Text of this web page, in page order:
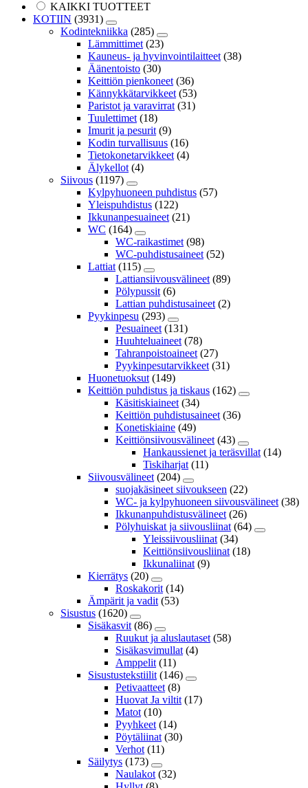
KAIKKI TUOTTEET
KOTIIN (3931)
Kodintekniikka (285)
Lämmittimet (23)
Kauneus- ja hyvinvointilaitteet (38)
Äänentoisto (30)
Keittiön pienkoneet (36)
Kännykkätarvikkeet (53)
Paristot ja varavirrat (31)
Tuulettimet (18)
Imurit ja pesurit (9)
Kodin turvallisuus (16)
Tietokonetarvikkeet (4)
Älykellot (4)
Siivous (1197)
Kylpyhuoneen puhdistus (57)
Yleispuhdistus (122)
Ikkunanpesuaineet (21)
WC (164)
WC-raikastimet (98)
WC-puhdistusaineet (52)
Lattiat (115)
Lattiansiivousvälineet (89)
Pölypussit (6)
Lattian puhdistusaineet (2)
Pyykinpesu (293)
Pesuaineet (131)
Huuhteluaineet (78)
Tahranpoistoaineet (27)
Pyykinpesutarvikkeet (31)
Huonetuoksut (149)
Keittiön puhdistus ja tiskaus (162)
Käsitiskiaineet (34)
Keittiön puhdistusaineet (36)
Konetiskiaine (49)
Keittiönsiivousvälineet (43)
Hankaussienet ja teräsvillat (14)
Tiskiharjat (11)
Siivousvälineet (204)
suojakäsineet siivoukseen (22)
WC- ja kylpyhuoneen siivousvälineet (38)
Ikkunanpuhdistusvälineet (26)
Pölyhuiskat ja siivousliinat (64)
Yleissiivousliinat (34)
Keittiönsiivousliinat (18)
Ikkunaliinat (9)
Kierrätys (20)
Roskakorit (14)
Ämpärit ja vadit (53)
Sisustus (1620)
Sisäkasvit (86)
Ruukut ja aluslautaset (58)
Sisäkasvimullat (4)
Amppelit (11)
Sisustustekstiilit (146)
Petivaatteet (8)
Huovat Ja viltit (17)
Matot (10)
Pyyhkeet (14)
Pöytäliinat (30)
Verhot (11)
Säilytys (173)
Naulakot (32)